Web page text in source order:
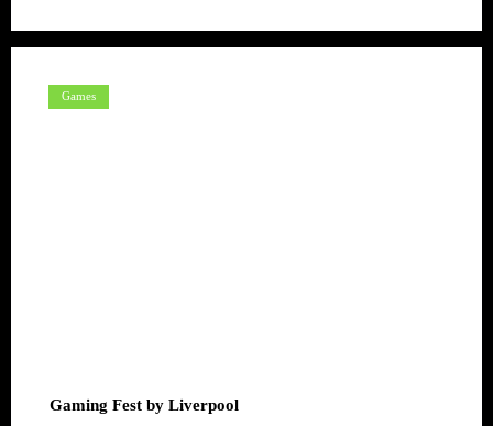
Games
Gaming Fest by Liverpool